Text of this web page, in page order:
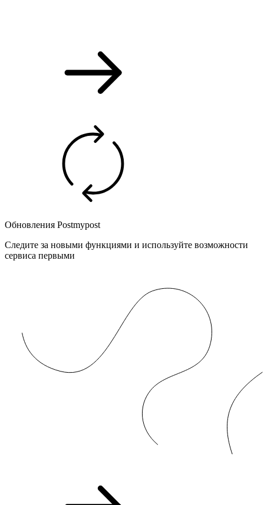
Обновления Postmypost
Следите за новыми функциями и используйте возможности
сервиса первыми